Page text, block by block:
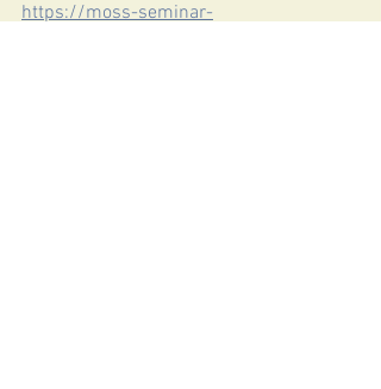
https://moss-seminar-